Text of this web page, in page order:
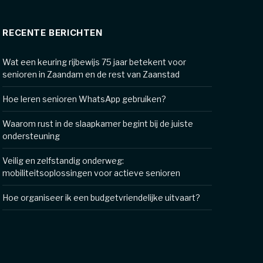
RECENTE BERICHTEN
Wat een keuring rijbewijs 75 jaar betekent voor
senioren in Zaandam en de rest van Zaanstad
Hoe leren senioren WhatsApp gebruiken?
Waarom rust in de slaapkamer begint bij de juiste
ondersteuning
Veilig en zelfstandig onderweg:
mobiliteitsoplossingen voor actieve senioren
Hoe organiseer ik een budgetvriendelijke uitvaart?